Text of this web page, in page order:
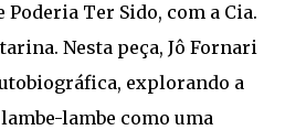
Ter Sido, com a Cia.
Nesta peça, Jô Fornari
explorando a
lambe como uma